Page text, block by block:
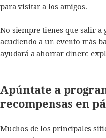
para visitar a los amigos.
No siempre tienes que salir a
acudiendo a un evento más
ayudará a ahorrar dinero
Apúntate a
recompensas en
Muchos de los principales